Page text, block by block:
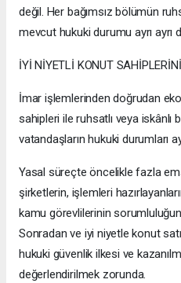
değil. Her bağımsız bölümün
mevcut hukuki durumu ayrı ayrı
İYİ NİYETLİ KONUT
İmar işlemlerinden doğrudan
sahipleri ile ruhsatlı veya iskânlı
vatandaşların hukuki durumları
Yasal süreçte öncelikle fazla
şirketlerin, işlemleri
kamu görevlilerinin
Sonradan ve iyi niyetle konut
hukuki güvenlik ilkesi ve
değerlendirilmek zorunda.